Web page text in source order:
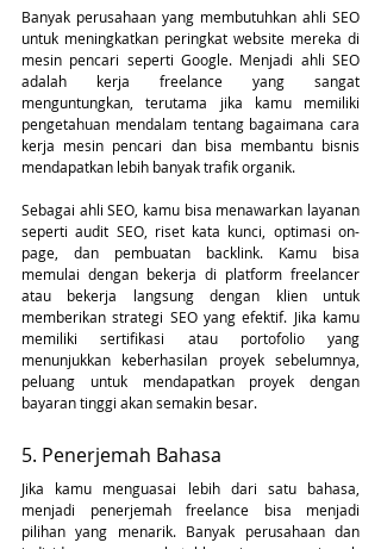
Banyak perusahaan yang membutuhkan ahli SEO
untuk meningkatkan peringkat website mereka di
mesin pencari seperti Google. Menjadi ahli SEO
adalah kerja freelance yang sangat
menguntungkan, terutama jika kamu memiliki
pengetahuan mendalam tentang bagaimana cara
kerja mesin pencari dan bisa membantu bisnis
mendapatkan lebih banyak trafik organik.
Sebagai ahli SEO, kamu bisa menawarkan layanan
seperti audit SEO, riset kata kunci, optimasi on-
page, dan pembuatan backlink. Kamu bisa
memulai dengan bekerja di platform freelancer
atau bekerja langsung dengan klien untuk
memberikan strategi SEO yang efektif. Jika kamu
memiliki sertifikasi atau portofolio yang
menunjukkan keberhasilan proyek sebelumnya,
peluang untuk mendapatkan proyek dengan
bayaran tinggi akan semakin besar.
5. Penerjemah Bahasa
Jika kamu menguasai lebih dari satu bahasa,
menjadi penerjemah freelance bisa menjadi
pilihan yang menarik. Banyak perusahaan dan